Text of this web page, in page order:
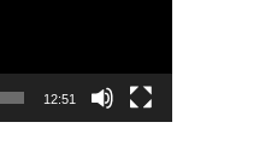
12:51